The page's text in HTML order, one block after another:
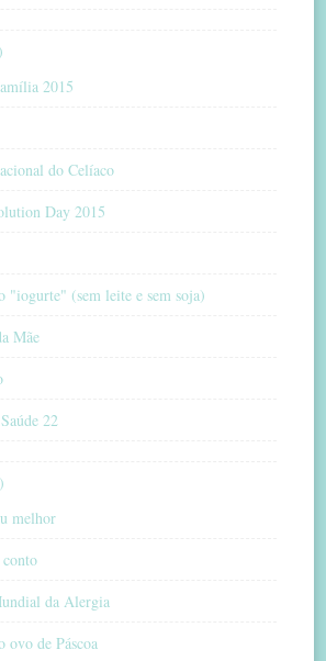
2015
do Celíaco
Day 2015
"iogurte" (sem leite e sem soja)
Mãe
22
melhor
da Alergia
ovo de Páscoa